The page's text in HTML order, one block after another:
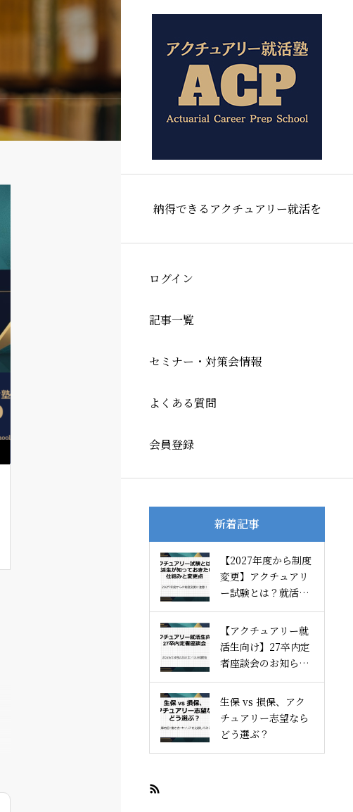
納得できるアクチュアリー就活を
ログイン
記事一覧
セミナー・対策会情報
よくある質問
会員登録
新着記事
【2027年度から制度
変更】アクチュアリ
ー試験とは？就活生
が知っておきたい仕
組みと変更点
【アクチュアリー就
活生向け】27卒内定
者座談会のお知らせ
｜アクチュアリー就
活塾
生保 vs 損保、アク
チュアリー志望なら
どう選ぶ？